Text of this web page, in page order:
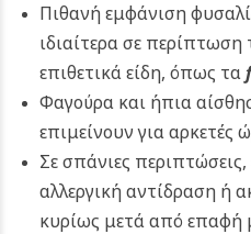
Πιθανή εμφάνιση
ιδιαίτερα σε
επιθετικά είδη, όπως τα
Φαγούρα και ήπια
επιμείνουν για αρκετές
Σε σπάνιες
αλλεργική αντίδραση ή
κυρίως μετά από επαφή